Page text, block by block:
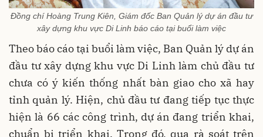
Đồng chí Hoàng Trung Kiên, Giám đốc Ban Quản lý dự án đầu tư
xây dựng khu vực Di Linh báo cáo tại buổi làm việc
Theo báo cáo tại buổi làm việc, Ban Quản lý dự án
đầu tư xây dựng khu vực Di Linh làm chủ đầu tư
chưa có ý kiến thống nhất bàn giao cho xã hay
tỉnh quản lý. Hiện, chủ đầu tư đang tiếp tục thực
hiện là 66 các công trình, dự án đang triển khai,
chuẩn bị triển khai. Trong đó, qua rà soát trên